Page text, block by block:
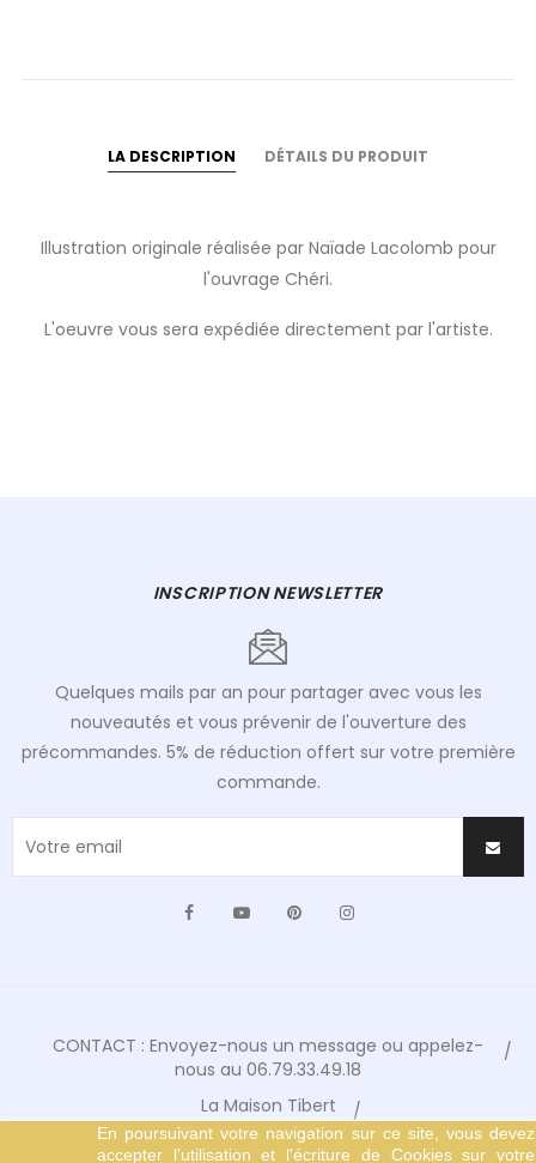
LA DESCRIPTION DÉTAILS DU PRODUIT
Illustration originale réalisée par Naïade Lacolomb pour
l'ouvrage Chéri.
L'oeuvre vous sera expédiée directement par l'artiste.
INSCRIPTION NEWSLETTER
Quelques mails par an pour partager avec vous les
nouveautés et vous prévenir de l'ouverture des
précommandes. 5% de réduction offert sur votre première
commande.
FacebookYouTubePinterest
CONTACT : Envoyez-nous un message ou appelez-
nous au 06.79.33.49.18
La Maison Tibert
Conditions Générales de Vente
En poursuivant votre navigation sur ce site, vous devez
accepter l’utilisation et l'écriture de Cookies sur votre